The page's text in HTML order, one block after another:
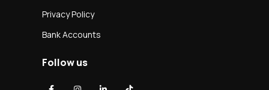
Privacy Policy
Bank Accounts
Follow us